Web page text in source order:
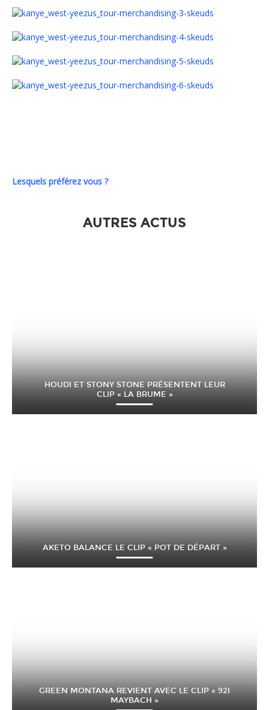
Lesquels préférez vous ?
AUTRES ACTUS
HOUDI ET STONY STONE PRÉSENTENT LEUR
CLIP « LA BRUME »
AKETO BALANCE LE CLIP « POT DE DÉPART »
GREEN MONTANA REVIENT AVEC LE CLIP « 92I
MAYBACH »